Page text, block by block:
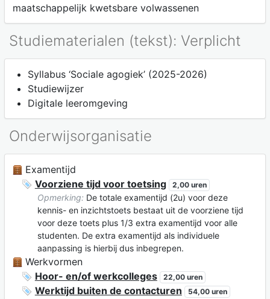
maatschappelijk kwetsbare volwassenen
Studiematerialen (tekst): Verplicht
Syllabus ‘Sociale agogiek’ (2025-2026)
Studiewijzer
Digitale leeromgeving
Onderwijsorganisatie
Examentijd
Voorziene tijd voor toetsing
2,00 uren
Opmerking: De totale examentijd (2u) voor deze
kennis- en inzichtstoets bestaat uit de voorziene tijd
voor deze toets plus 1/3 extra examentijd voor alle
studenten. De extra examentijd als individuele
aanpassing is hierbij dus inbegrepen.
Werkvormen
Hoor- en/of werkcolleges
22,00 uren
Werktijd buiten de contacturen 54,00 uren